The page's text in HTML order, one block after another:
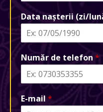
Data nașterii (zi/
Număr de telefon *
E-mail *